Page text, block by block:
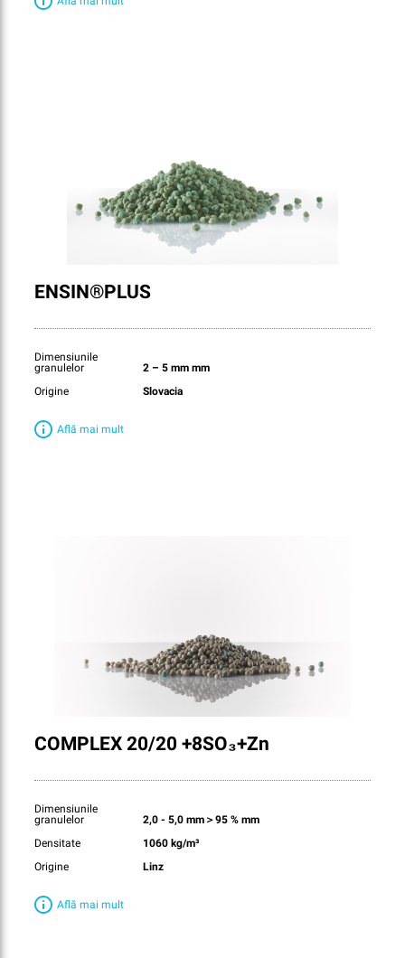
ENSIN®PLUS
Dimensiunile
granulelor
2 – 5 mm mm
Origine
Slovacia
Află mai mult
COMPLEX 20/20 +8SO₃+Zn
Dimensiunile
granulelor
2,0 - 5,0 mm＞95 % mm
Densitate
1060 kg/m³
Origine
Linz
Află mai mult